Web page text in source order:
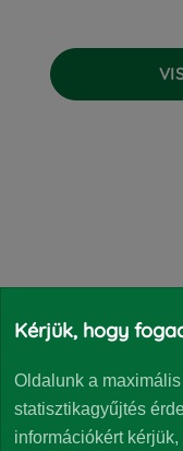
Kérjük, hogy
Oldalunk a
statisztikagyűjtés
információkért kérjük,